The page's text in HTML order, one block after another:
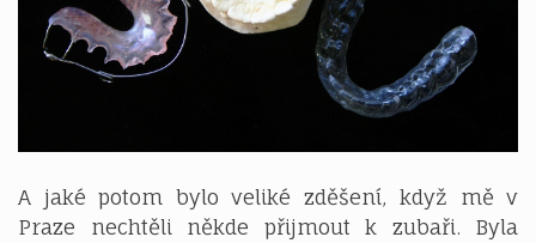
A jaké potom bylo veliké zděšení, když mě v
Praze nechtěli někde přijmout k zubaři. Byla